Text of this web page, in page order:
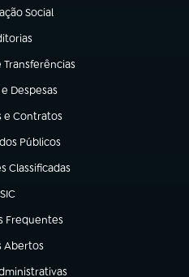
Social
nova aba)
em nova aba)
aba)
Despesas
nova aba)
e Contratos
aba)
Públicos
aba)
Classificadas
aba)
SIC
(abre em nova aba)
Frequentes
aba)
Abertos
nova aba)